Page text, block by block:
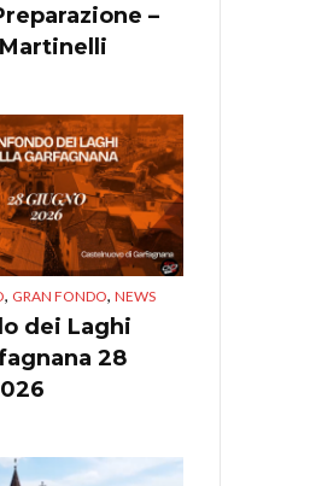
–
, GRAN FONDO, NEWS
dei Laghi
28